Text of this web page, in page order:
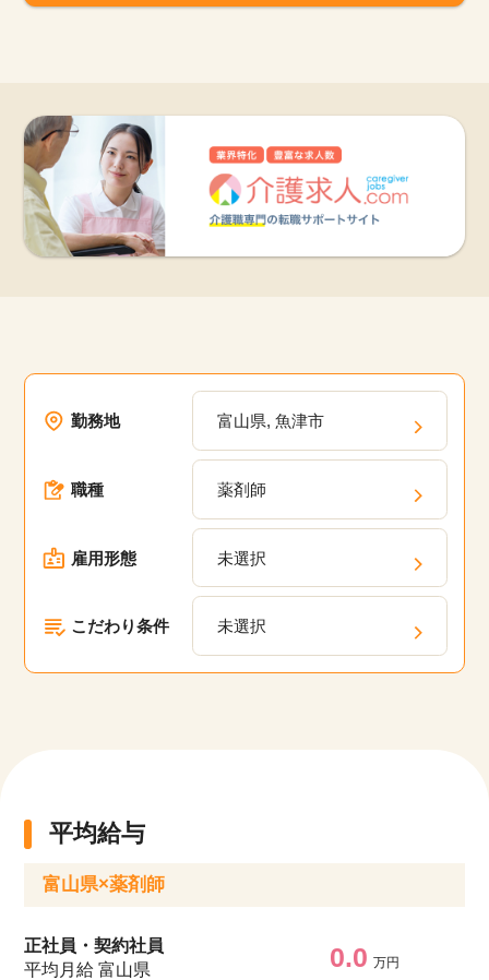
勤務地 富山県, 魚津市
職種 薬剤師
雇用形態 未選択
こだわり条件 未選択
平均給与
富山県×薬剤師
正社員・契約社員
平均月給 富山県
0.0 万円